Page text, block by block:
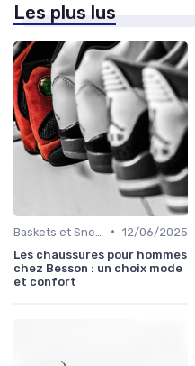
Les plus lus
• 12/06/2025
Les chaussures pour hommes
chez Besson : un choix mode
et confort